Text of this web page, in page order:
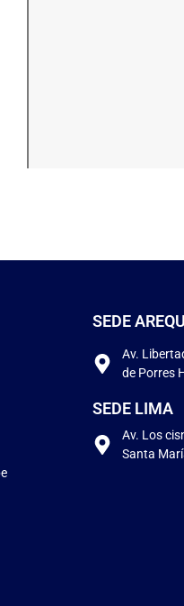
SEDE
Av.
de Porres
SEDE LIMA
Av. Los
Santa